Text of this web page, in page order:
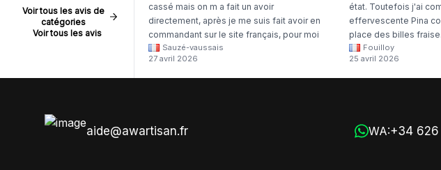
Voir tous les avis de
catégories
Voir tous les avis
cassé mais on m a fait un avoir
directement, après je me suis fait avoir en
commandant sur le site français, pour moi
il était évident que les produits était de la
même langue mais raté tout est en
anglais.
Sauzé-vaussais
27 avril 2026
état. Toutefois j'ai
effervescente Pina
place des billes
dommage
Fouilloy
25 avril 2026
aide@awartisan.fr WA:+34